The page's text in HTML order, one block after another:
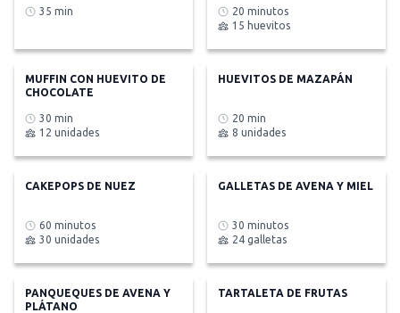
35 min
20 minutos
15 huevitos
MUFFIN CON HUEVITO DE
CHOCOLATE
30 min
12 unidades
HUEVITOS DE MAZAPÁN
20 min
8 unidades
CAKEPOPS DE NUEZ
60 minutos
30 unidades
GALLETAS DE AVENA Y MIEL
30 minutos
24 galletas
PANQUEQUES DE AVENA Y
PLÁTANO
TARTALETA DE FRUTAS